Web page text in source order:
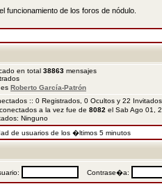
funcionamiento de los foros de nódulo.
en total 38863 mensajes
Roberto García-Patrón
:: 0 Registrados, 0 Ocultos y 22
a la vez fue de 8082 el Sab Ago 01,
Ninguno
de usuarios de los �ltimos 5 minutos
Contrase�a: